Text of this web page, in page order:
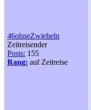
46ohneZwiebeln
Zeitreisender
Posts: 155
Rang: auf Zeitreise